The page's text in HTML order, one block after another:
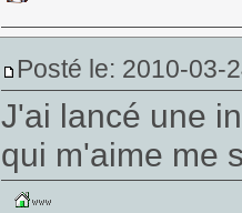
Posté le: 2010-03-
J'ai lancé une
qui m'aime me